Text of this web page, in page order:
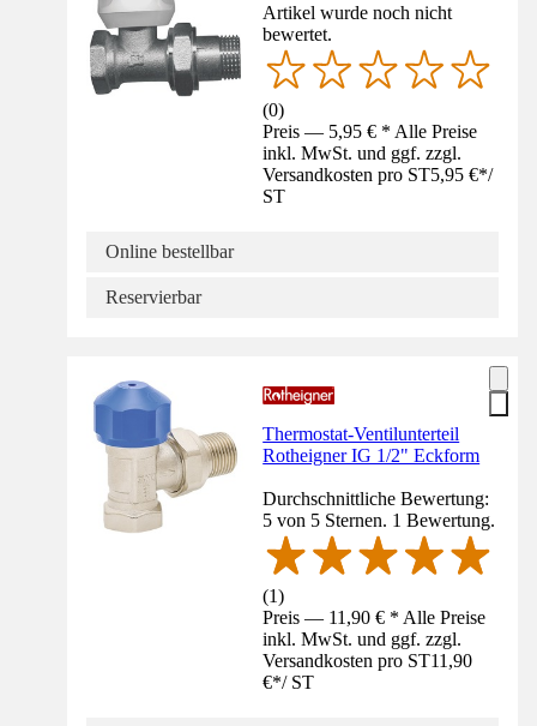
Artikel wurde noch nicht
bewertet.
(0)
Preis — 5,95 € * Alle Preise
inkl. MwSt. und ggf. zzgl.
Versandkosten pro ST5,95 €*/
ST
Online bestellbar
Reservierbar
Thermostat-Ventilunterteil
Rotheigner IG 1/2" Eckform
Durchschnittliche Bewertung:
5 von 5 Sternen. 1 Bewertung.
(1)
Preis — 11,90 € * Alle Preise
inkl. MwSt. und ggf. zzgl.
Versandkosten pro ST11,90
€*/ ST